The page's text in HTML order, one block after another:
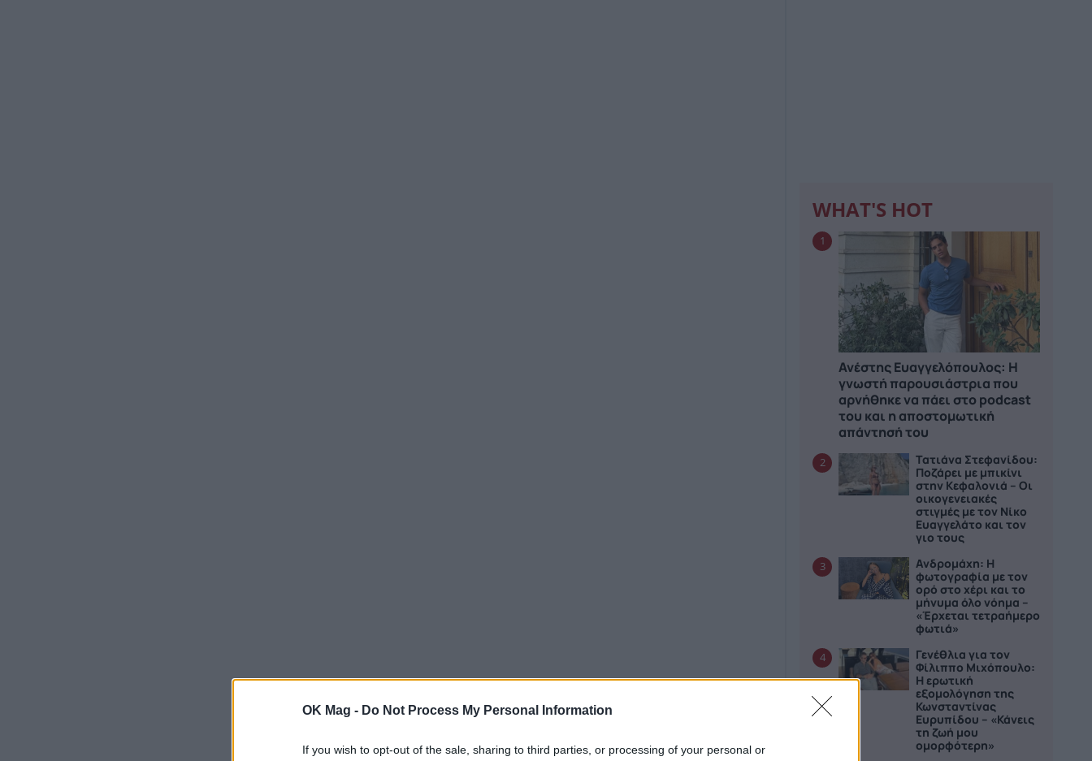
OK Mag - Do Not Process My Personal Information
If you wish to opt-out of the sale, sharing to third parties, or processing of your personal or
WHAT'S HOT
1
Ανέστης Ευαγγελόπουλος: Η
γνωστή παρουσιάστρια που
αρνήθηκε να πάει στο podcast
του και η αποστομωτική
απάντησή του
2
Τατιάνα Στεφανίδου:
Ποζάρει με μπικίνι
στην Κεφαλονιά – Οι
οικογενειακές
στιγμές με τον Νίκο
Ευαγγελάτο και τον
γιο τους
3
Ανδρομάχη: Η
φωτογραφία με τον
ορό στο χέρι και το
μήνυμα όλο νόημα –
«Έρχεται τετραήμερο
φωτιά»
4
Γενέθλια για τον
Φίλιππο Μιχόπουλο:
Η ερωτική
εξομολόγηση της
Κωνσταντίνας
Ευρυπίδου – «Κάνεις
τη ζωή μου
ομορφότερη»